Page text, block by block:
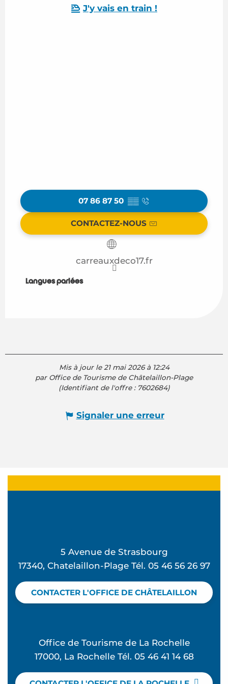
J'y vais en train !
07 86 87 50 ▒▒
CONTACTEZ-NOUS
carreauxdeco17.fr
Langues parlées
Langues parlées
Mis à jour le 21 mai 2026 à 12:24
par Office de Tourisme de Châtelaillon-Plage
(Identifiant de l'offre : 7602684)
Signaler une erreur
5 Avenue de Strasbourg
17340, Chatelaillon-Plage Tél. 05 46 56 26 97
CONTACTER L'OFFICE DE CHÂTELAILLON
Office de Tourisme de La Rochelle
17000, La Rochelle Tél. 05 46 41 14 68